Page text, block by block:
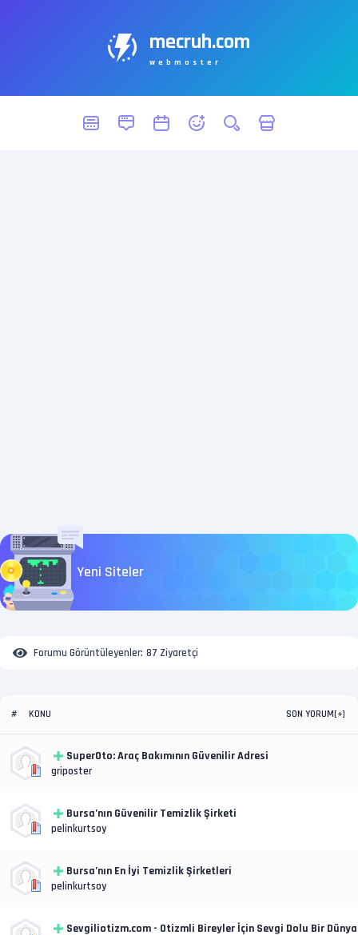
mecruh.com
webmaster
Yeni Siteler
Forumu Görüntüleyenler: 87 Ziyaretçi
# KONU SON YORUM[+]
SuperOto: Araç Bakımının Güvenilir Adresi
griposter
Bursa’nın Güvenilir Temizlik Şirketi
pelinkurtsoy
Bursa’nın En İyi Temizlik Şirketleri
pelinkurtsoy
Sevgiliotizm.com - Otizmli Bireyler İçin Sevgi Dolu Bir Dünya